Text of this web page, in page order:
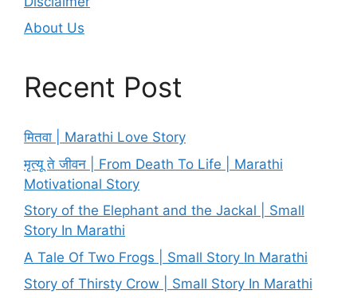
About Us
Recent Post
मितवा | Marathi Love Story
मृत्यू ते जीवन | From Death To Life | Marathi
Motivational Story
Story of the Elephant and the Jackal | Small
Story In Marathi
A Tale Of Two Frogs | Small Story In Marathi
Story of Thirsty Crow | Small Story In Marathi